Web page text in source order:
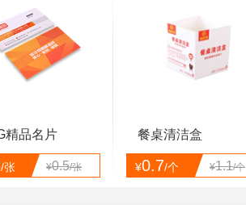
精品名片
/张 ¥0.5/张
餐桌清洁盒
¥0.7/个 ¥1.1/个